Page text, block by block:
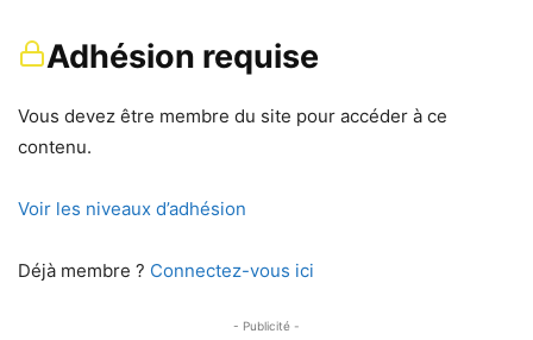
Adhésion requise
Vous devez être membre du site pour accéder à ce
contenu.
Voir les niveaux d’adhésion
Déjà membre ? Connectez-vous ici
- Publicité -